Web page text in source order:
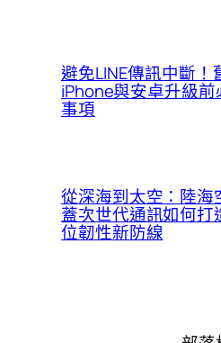
避免LINE傳訊中斷！
iPhone與安卓升級前
事項
從深海到太空：陸海
蓋次世代通訊如何打
位韌性新防線